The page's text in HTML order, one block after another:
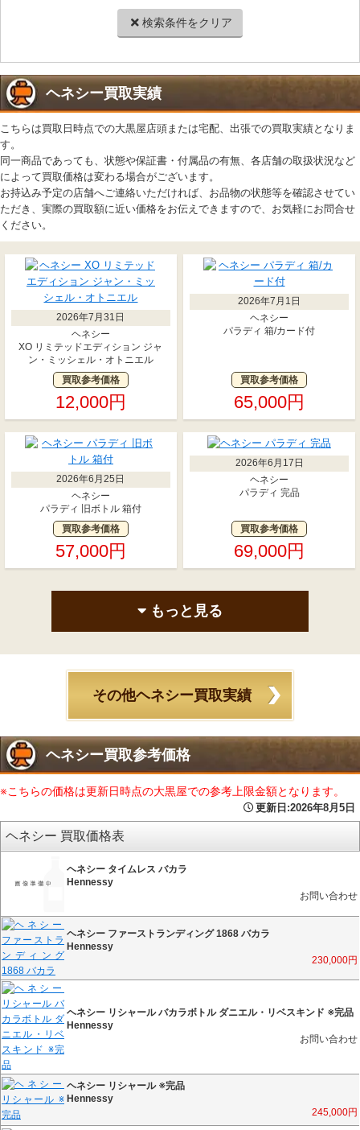
検索条件をクリア
ヘネシー買取実績
こちらは買取日時点での大黒屋店頭または宅配、出張での買取実績となりま
す。
同一商品であっても、状態や保証書・付属品の有無、各店舗の取扱状況など
によって買取価格は変わる場合がございます。
お持込み予定の店舗へご連絡いただければ、お品物の状態等を確認させてい
ただき、実際の買取額に近い価格をお伝えできますので、お気軽にお問合せ
ください。
2026年7月31日
ヘネシー
XO リミテッドエディション ジャ
ン・ミッシェル・オトニエル
買取参考価格
12,000円
2026年7月1日
ヘネシー
パラディ 箱/カード付
買取参考価格
65,000円
2026年6月25日
ヘネシー
パラディ 旧ボトル 箱付
買取参考価格
57,000円
2026年6月17日
ヘネシー
パラディ 完品
買取参考価格
69,000円
もっと見る
その他ヘネシー買取実績
ヘネシー買取参考価格
※こちらの価格は更新日時点の大黒屋での参考上限金額となります。
更新日:2026年8月5日
ヘネシー 買取価格表
ヘネシー タイムレス バカラ
Hennessy
お問い合わせ
ヘネシー ファーストランディング 1868 バカラ
Hennessy
230,000円
ヘネシー リシャール バカラボトル ダニエル・リベスキンド ※完品
Hennessy
お問い合わせ
ヘネシー リシャール ※完品
Hennessy
245,000円